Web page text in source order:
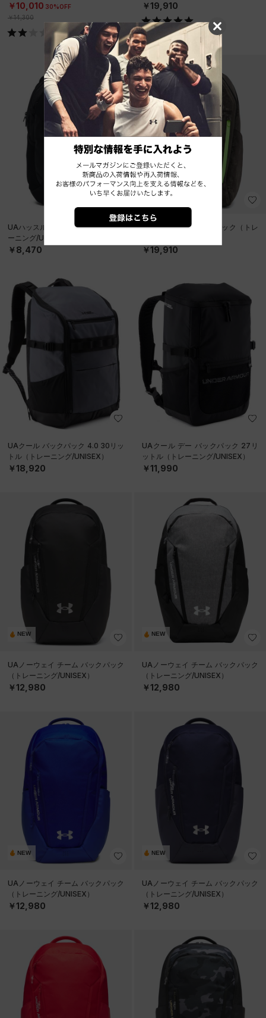
￥10,010 30%OFF
￥14,300
￥19,910
UAハッスル6.0 バックパック（トレ
ーニング/UNISEX）
￥8,470
NEW
UAノーウェイ バックパック（トレ
￥19,910
UAクール バックパック 4.0 30リッ
トル（トレーニング/UNISEX）
￥18,920
UAクール デー バックパック 27リ
ットル（トレーニング/UNISEX）
￥11,990
NEW
UAノーウェイ チーム バックパック
（トレーニング/UNISEX）
￥12,980
NEW
UAノーウェイ チーム バックパック
（トレーニング/UNISEX）
￥12,980
NEW
UAノーウェイ チーム バックパック
（トレーニング/UNISEX）
￥12,980
NEW
UAノーウェイ チーム バックパック
（トレーニング/UNISEX）
￥12,980